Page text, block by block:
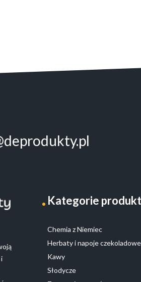
Kategorie
Chemia z Niemiec
Herbaty i napoje czekoladowe
Kawy
Słodycze